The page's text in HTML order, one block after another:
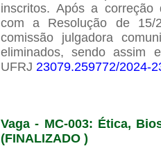
inscritos. Após a
com a Resolução de 15/
comissão julgadora
eliminados, sendo assim
UFRJ 23079.259772/2024-
Vaga - MC-003: Ética,
(FINALIZADO )